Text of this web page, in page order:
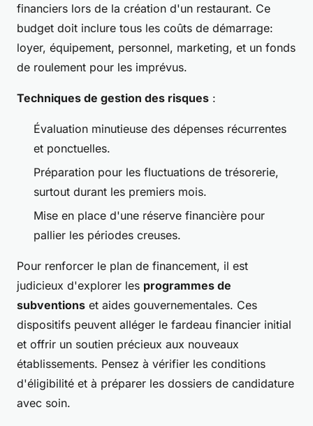
financiers lors de la création d'un restaurant. Ce
budget doit inclure tous les coûts de démarrage:
loyer, équipement, personnel, marketing, et un fonds
de roulement pour les imprévus.
Techniques de gestion des risques :
Évaluation minutieuse des dépenses récurrentes
et ponctuelles.
Préparation pour les fluctuations de trésorerie,
surtout durant les premiers mois.
Mise en place d'une réserve financière pour
pallier les périodes creuses.
Pour renforcer le plan de financement, il est
judicieux d'explorer les programmes de
subventions et aides gouvernementales. Ces
dispositifs peuvent alléger le fardeau financier initial
et offrir un soutien précieux aux nouveaux
établissements. Pensez à vérifier les conditions
d'éligibilité et à préparer les dossiers de candidature
avec soin.